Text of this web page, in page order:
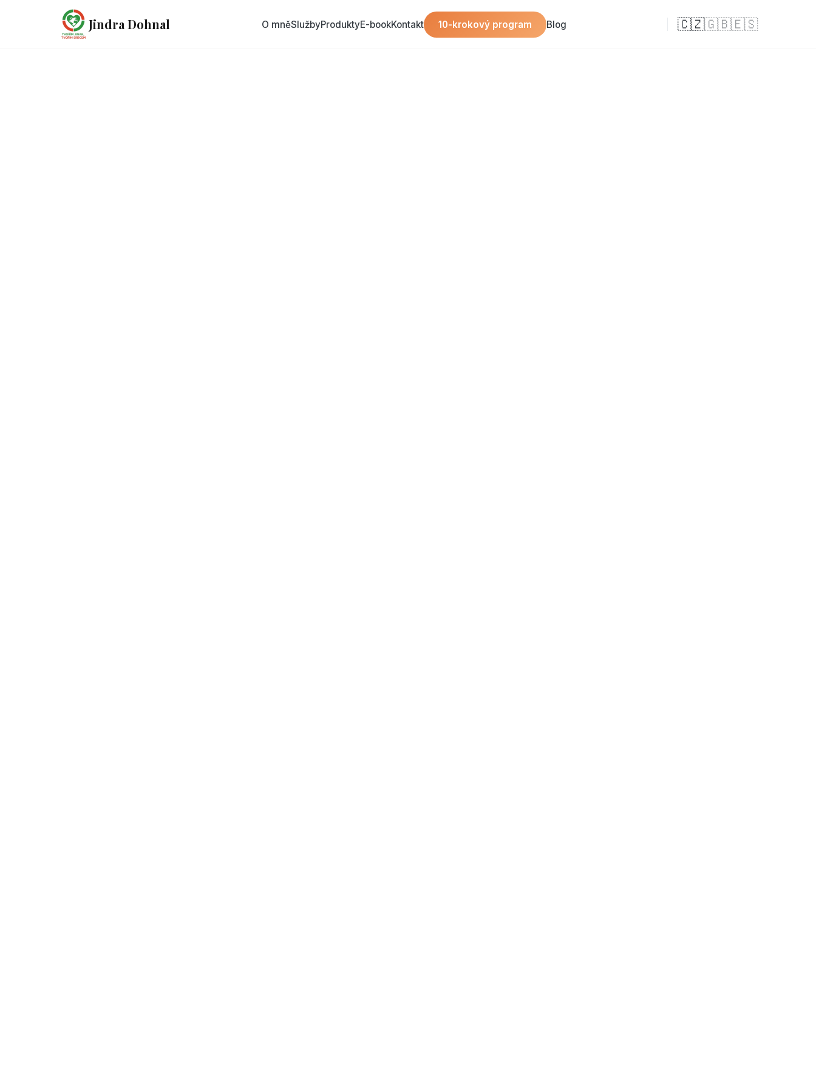
Jindra Dohnal O mněSlužbyProduktyE-bookKontakt 10-krokový program Blog 🇨🇿🇬🇧🇪🇸